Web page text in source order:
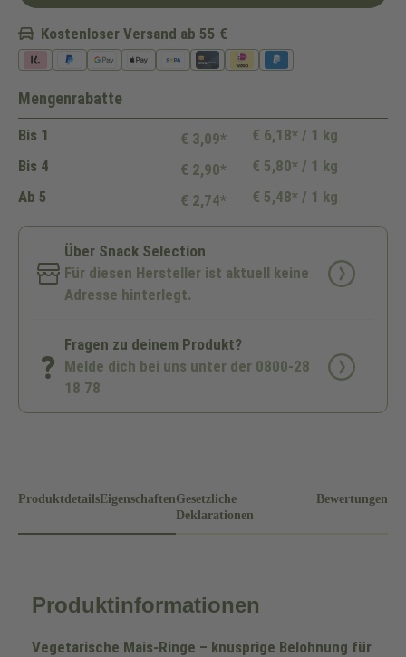
Kostenloser Versand ab 55 €
Mengenrabatte
Bis 1 € 3,09*
€ 6,18* / 1 kg
Bis 4 € 2,90*
€ 5,80* / 1 kg
Ab 5 € 2,74* € 5,48* / 1 kg
Über Snack Selection
Für diesen Hersteller ist aktuell keine
Adresse hinterlegt.
Fragen zu deinem Produkt?
Melde dich bei uns unter der 0800-28
18 78
ProduktdetailsEigenschaftenGesetzliche
Deklarationen
Bewertungen
Produktinformationen
Vegetarische Mais-Ringe – knusprige Belohnung für